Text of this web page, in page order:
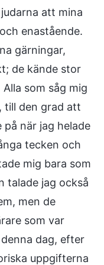
att mina
enastående.
gärningar,
de kände stor
som såg mig
till den grad att
när jag helade
tecken och
mig bara som
talade jag också
men de
som var
dag, efter
uppgifterna